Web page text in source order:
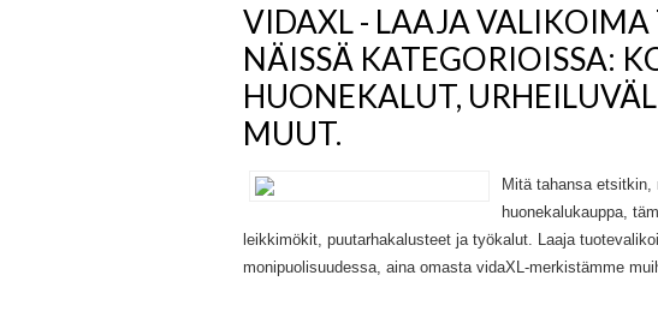
VIDAXL - LAAJA
NÄISSÄ KATEGORIOISSA:
HUONEKALUT,
MUUT.
Mitä tahansa
huonekalukauppa,
leikkimökit, puutarhakalusteet ja työkalut. Laaja
monipuolisuudessa, aina omasta vidaXL-merkistämme